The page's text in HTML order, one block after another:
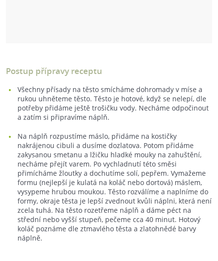
Postup přípravy receptu
Všechny přísady na těsto smícháme dohromady v míse a
rukou uhněteme těsto. Těsto je hotové, když se nelepí, dle
potřeby přidáme ještě trošičku vody. Necháme odpočinout
a zatím si připravíme náplň.
Na náplň rozpustíme máslo, přidáme na kostičky
nakrájenou cibuli a dusíme dozlatova. Potom přidáme
zakysanou smetanu a lžičku hladké mouky na zahuštění,
necháme přejít varem. Po vychladnutí této směsi
přimícháme žloutky a dochutíme solí, pepřem. Vymažeme
formu (nejlepší je kulatá na koláč nebo dortová) máslem,
vysypeme hrubou moukou. Těsto rozválíme a naplníme do
formy, okraje těsta je lepší zvednout kvůli náplni, která není
zcela tuhá. Na těsto rozetřeme náplň a dáme péct na
střední nebo vyšší stupeň, pečeme cca 40 minut. Hotový
koláč poznáme dle ztmavlého těsta a zlatohnědé barvy
náplně.